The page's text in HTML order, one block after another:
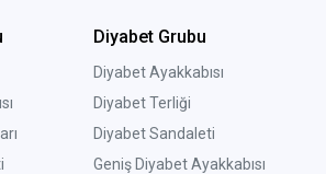
Diyabet Grubu
Diyabet Ayakkabısı
Diyabet Terliği
Diyabet Sandaleti
Geniş Diyabet Ayakkabısı